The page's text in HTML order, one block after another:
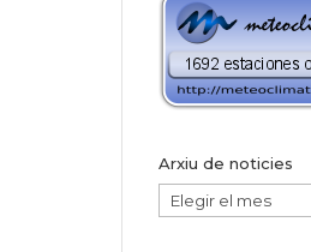
Arxiu de noticies
Arxiu